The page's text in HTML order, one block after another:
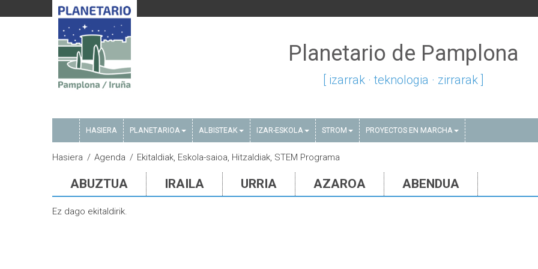
Planetario de Pamplona
[ izarrak · teknologia · zirrarak ]
HASIERA PLANETARIOA ALBISTEAK IZAR-ESKOLA STROM PROYECTOS EN MARCHA
Hasiera Agenda Ekitaldiak, Eskola-saioa, Hitzaldiak, STEM Programa
ABUZTUA IRAILA URRIA AZAROA ABENDUA
Ez dago ekitaldirik.